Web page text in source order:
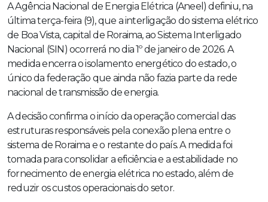
A Agência Nacional de Energia Elétrica (Aneel) definiu, na
última terça-feira (9), que a interligação do sistema elétrico
de Boa Vista, capital de Roraima, ao Sistema Interligado
Nacional (SIN) ocorrerá no dia 1º de janeiro de 2026. A
medida encerra o isolamento energético do estado, o
único da federação que ainda não fazia parte da rede
nacional de transmissão de energia.
A decisão confirma o início da operação comercial das
estruturas responsáveis pela conexão plena entre o
sistema de Roraima e o restante do país. A medida foi
tomada para consolidar a eficiência e a estabilidade no
fornecimento de energia elétrica no estado, além de
reduzir os custos operacionais do setor.